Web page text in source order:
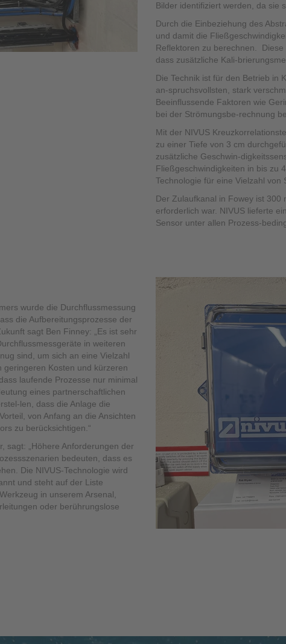
Bilder identifiziert werden, da sie
Durch die Einbeziehung des
und damit die
Reflektoren zu berechnen.
dass zusätzliche Kali-
Die Technik ist für den Betrieb in
an-spruchsvollsten, stark
Beeinflussende Faktoren wie
bei der Strömungsbe-rechnung
Mit der NIVUS
zu einer Tiefe von 3 cm
zusätzliche Geschwin-
Fließgeschwindigkeiten in bis zu
Technologie für eine Vielzahl von
Der Zulaufkanal in Fowey ist 300
erforderlich war. NIVUS lieferte
Sensor unter allen Prozess-
wurde die Durchflussmessung
die Aufbereitungsprozesse der
sagt Ben Finney: „Es ist sehr
in weiteren
sind, um sich an eine Vielzahl
geringeren Kosten und kürzeren
laufende Prozesse nur minimal
eines partnerschaftlichen
len, dass die Anlage die
von Anfang an die Ansichten
zu berücksichtigen.“
sagt: „Höhere Anforderungen der
bedeuten, dass es
Die NIVUS-Technologie wird
und steht auf der Liste
in unserem Arsenal,
oder berührungslose